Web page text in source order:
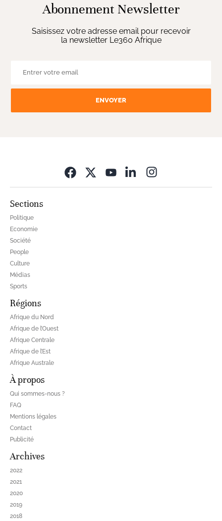
Abonnement Newsletter
Saisissez votre adresse email pour recevoir
la newsletter Le360 Afrique
ENVOYER
Sections
Politique
Economie
Société
People
Culture
Médias
Sports
Régions
Afrique du Nord
Afrique de l’Ouest
Afrique Centrale
Afrique de l’Est
Afrique Australe
À propos
Qui sommes-nous ?
FAQ
Mentions légales
Contact
Publicité
Archives
2022
2021
2020
2019
2018